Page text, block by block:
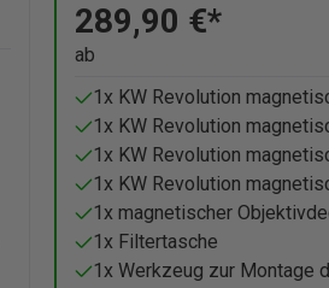
289,90 €*
ab
1x KW Revolution
1x KW Revolution
1x KW Revolution
1x KW Revolution
1x magnetischer
1x Filtertasche
1x Werkzeug zur Montage